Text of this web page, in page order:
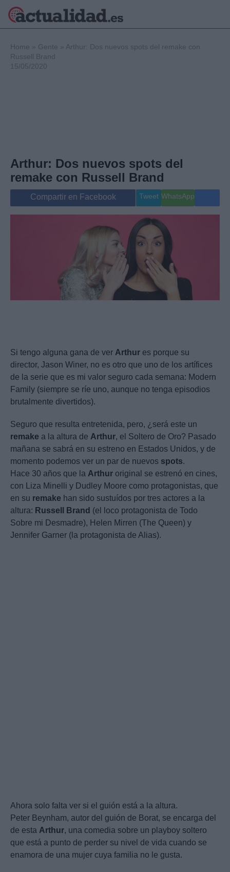
Internacional
Viajes
Gente
Musica
Home » Gente » Arthur: Dos nuevos spots del remake con
Russell Brand
15/05/2020
Arthur: Dos nuevos spots del
remake con Russell Brand
Compartir en Facebook Tweet WhatsApp
Si tengo alguna gana de ver Arthur es porque su
director, Jason Winer, no es otro que uno de los artífices
de la serie que es mi valor seguro cada semana: Modern
Family (siempre se ríe uno, aunque no tenga episodios
brutalmente divertidos).
Seguro que resulta entretenida, pero, ¿será este un
remake a la altura de Arthur, el Soltero de Oro? Pasado
mañana se sabrá en su estreno en Estados Unidos, y de
momento podemos ver un par de nuevos spots.
Hace 30 años que la Arthur original se estrenó en cines,
con Liza Minelli y Dudley Moore como protagonistas, que
en su remake han sido sustuídos por tres actores a la
altura: Russell Brand (el loco protagonista de Todo
Sobre mi Desmadre), Helen Mirren (The Queen) y
Jennifer Garner (la protagonista de Alias).
Ahora solo falta ver si el guión está a la altura.
Peter Beynham, autor del guión de Borat, se encarga del
de esta Arthur, una comedia sobre un playboy soltero
que está a punto de perder su nivel de vida cuando se
enamora de una mujer cuya familia no le gusta.